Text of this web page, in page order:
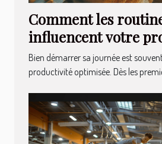
Comment les
influencent votre
Bien démarrer sa journée est
productivité optimisée. Dès les